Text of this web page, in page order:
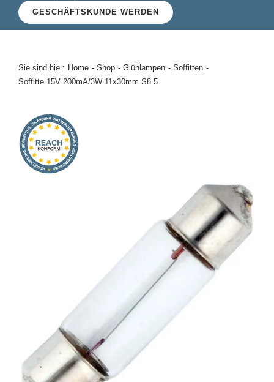
Glühlampen
Kontakt
Onlineshop
GESCHÄFTSKUNDE WERDEN
Sie sind hier: Home Shop Glühlampen
Soffitten
Soffitte 15V 200mA/3W 11x30mm S8.5